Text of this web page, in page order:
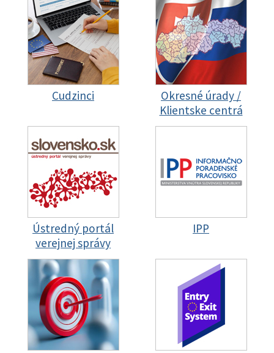
Cudzinci
Okresné úrady /
Klientske centrá
Ústredný portál
verejnej správy
IPP